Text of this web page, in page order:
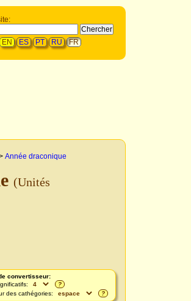
EN ES PT RU FR
Année draconique
(Unités
convertisseur:
?
des cathégories:
?